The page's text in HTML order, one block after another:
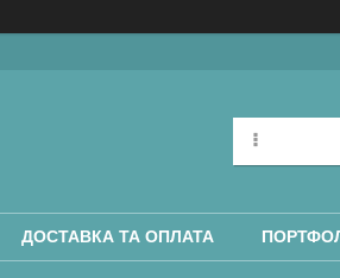
ДОСТАВКА ТА ОПЛАТА